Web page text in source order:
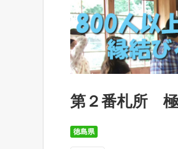
第２番札所 極
徳島県